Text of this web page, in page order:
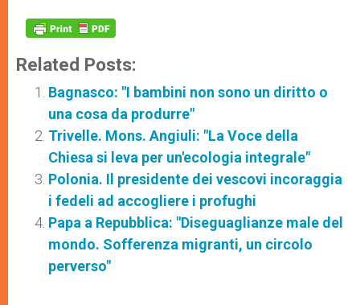
Related Posts:
Bagnasco: "I bambini non sono un diritto o
una cosa da produrre"
Trivelle. Mons. Angiuli: "La Voce della
Chiesa si leva per un'ecologia integrale"
Polonia. Il presidente dei vescovi incoraggia
i fedeli ad accogliere i profughi
Papa a Repubblica: "Diseguaglianze male del
mondo. Sofferenza migranti, un circolo
perverso"